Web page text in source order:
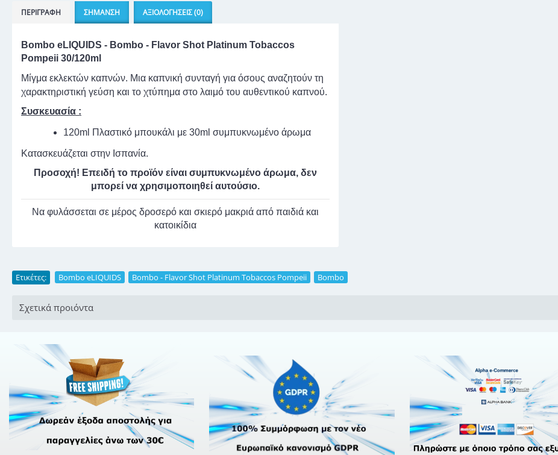
ΠΕΡΙΓΡΑΦΉ ΣΉΜΑΝΣΗ ΑΞΙΟΛΟΓΉΣΕΙΣ (0)
Bombo eLIQUIDS - Bombo - Flavor Shot Platinum Tobaccos
Pompeii 30/120ml
Μίγμα εκλεκτών καπνών. Μια καπνική συνταγή για όσους αναζητούν τη
χαρακτηριστική γεύση και το χτύπημα στο λαιμό του αυθεντικού καπνού.
Συσκευασία :
120ml Πλαστικό μπουκάλι με 30ml συμπυκνωμένο άρωμα
Κατασκευάζεται στην Ισπανία.
Προσοχή! Επειδή το προϊόν είναι συμπυκνωμένο άρωμα, δεν
μπορεί να χρησιμοποιηθεί αυτούσιο.
Να φυλάσσεται σε μέρος δροσερό και σκιερό μακριά από παιδιά και
κατοικίδια
Ετικέτες: Bombo eLIQUIDS Bombo - Flavor Shot Platinum Tobaccos Pompeii Bombo
Σχετικά προιόντα